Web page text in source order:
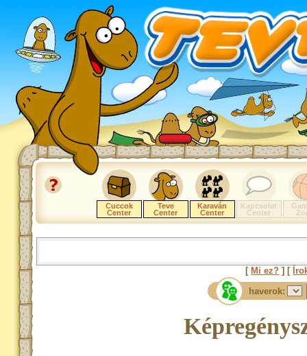
Cuccok
Center
Teve
Center
Karaván
Center
Kapcsolat
Center
[ Mi ez? ] [
haverok: